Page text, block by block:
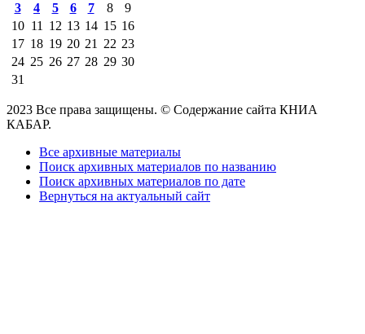
3
4 5 6 7 8
9
10 11 12 13 14 15 16
17 18 19 20 21 22 23
24 25 26 27 28 29 30
31
2023 Все права защищены. © Содержание сайта КНИА
КАБАР.
Все архивные материалы
Поиск архивных материалов по названию
Поиск архивных материалов по дате
Вернуться на актуальный сайт